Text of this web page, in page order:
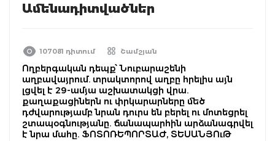
Ամենադիտվածներ
107081 դիտում Շամշյան
Ողբերգական դեպք՝ Նուբարաշենի
աղբավայրում. տրակտորով աղբը հրելիս այն
լցվել է 29-ամյա աշխատակցի վրա.
քաղաքացիներն ու փրկարարները մեծ
դժվարությամբ նրան դուրս են բերել ու մոտեցրել
շտապօգնությանը. ճանապարհին արձանագրվել
է նրա մահը. ՖՈՏՈՌԵՊՈՐՏԱԺ, ՏԵՍԱՆՅՈւԹ